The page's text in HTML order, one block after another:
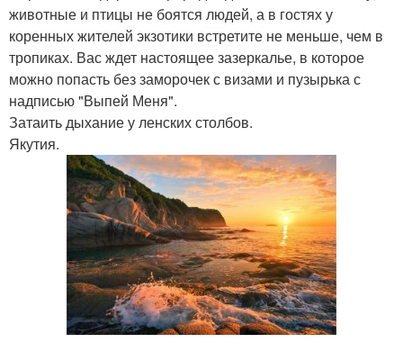
животные и птицы не боятся людей, а в гостях у
коренных жителей экзотики встретите не меньше, чем в
тропиках. Вас ждет настоящее зазеркалье, в которое
можно попасть без заморочек с визами и пузырька с
надписью "Выпей Меня".
Затаить дыхание у ленских столбов.
Якутия.